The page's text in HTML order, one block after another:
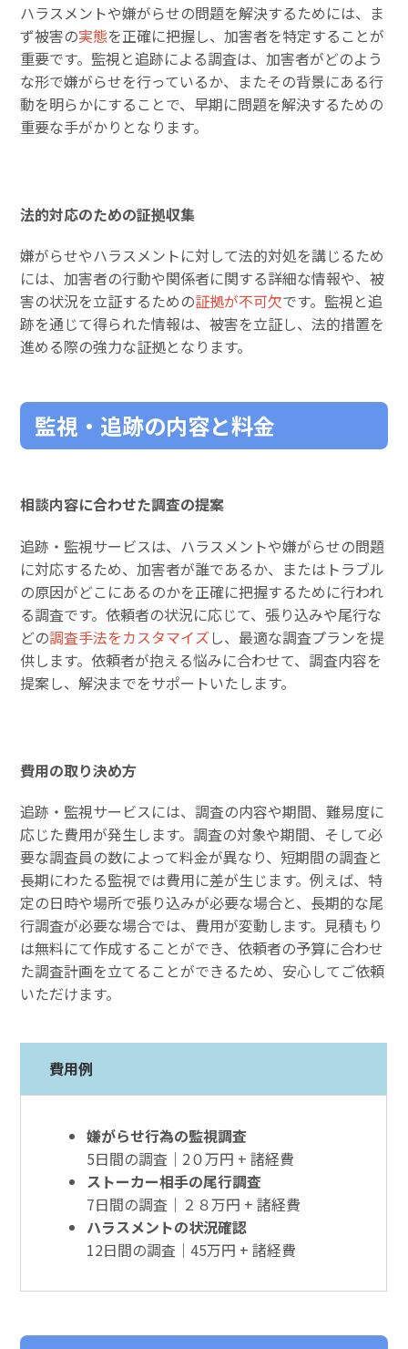
ハラスメントや嫌がらせの問題を解決するためには、ま
ず被害の実態を正確に把握し、加害者を特定することが
重要です。監視と追跡による調査は、加害者がどのよう
な形で嫌がらせを行っているか、またその背景にある行
動を明らかにすることで、早期に問題を解決するための
重要な手がかりとなります。
法的対応のための証拠収集
嫌がらせやハラスメントに対して法的対処を講じるため
には、加害者の行動や関係者に関する詳細な情報や、被
害の状況を立証するための証拠が不可欠です。監視と追
跡を通じて得られた情報は、被害を立証し、法的措置を
進める際の強力な証拠となります。
監視・追跡の内容と料金
相談内容に合わせた調査の提案
追跡・監視サービスは、ハラスメントや嫌がらせの問題
に対応するため、加害者が誰であるか、またはトラブル
の原因がどこにあるのかを正確に把握するために行われ
る調査です。依頼者の状況に応じて、張り込みや尾行な
どの調査手法をカスタマイズ し、最適な調査プランを提
供します。依頼者が抱える悩みに合わせて、調査内容を
提案し、解決までをサポートいたします。
費用の取り決め方
追跡・監視サービスには、調査の内容や期間、難易度に
応じた費用が発生します。調査の対象や期間、そして必
要な調査員の数によって料金が異なり、短期間の調査と
長期にわたる監視では費用に差が生じます。例えば、特
定の日時や場所で張り込みが必要な場合と、長期的な尾
行調査が必要な場合では、費用が変動します。見積もり
は無料にて作成することができ、依頼者の予算に合わせ
た調査計画を立てることができるため、安心してご依頼
いただけます。
費用例
嫌がらせ行為の監視調査
5日間の調査｜2０万円 + 諸経費
ストーカー相手の尾行調査
7日間の調査｜２８万円 + 諸経費
ハラスメントの状況確認
12日間の調査｜45万円 + 諸経費